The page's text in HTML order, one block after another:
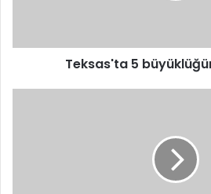
Teksas'ta 5